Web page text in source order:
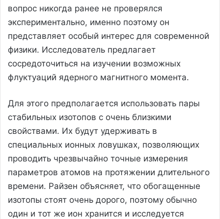
вопрос никогда ранее не проверялся
экспериментально, именно поэтому он
представляет особый интерес для современной
физики. Исследователь предлагает
сосредоточиться на изучении возможных
флуктуаций ядерного магнитного момента.
Для этого предполагается использовать пары
стабильных изотопов с очень близкими
свойствами. Их будут удерживать в
специальных ионных ловушках, позволяющих
проводить чрезвычайно точные измерения
параметров атомов на протяжении длительного
времени. Райзен объясняет, что обогащенные
изотопы стоят очень дорого, поэтому обычно
один и тот же ион хранится и исследуется